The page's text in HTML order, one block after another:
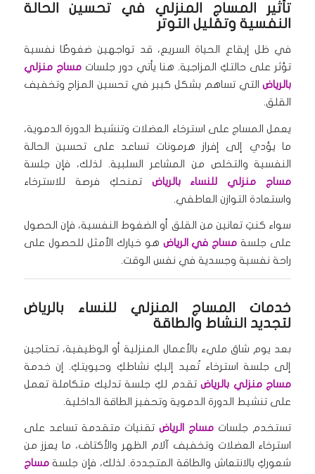
تأثير المساج المنزلي في تحسين الحالة
النفسية وتقليل التوتر
في ظل إيقاع الحياة السريع، قد تواجهين ضغوطًا نفسية
تؤثر على حالتكِ المزاجية. هنا يأتي دور جلساتمساج منزلي
بالرياضالتي تساهم بشكل كبير في تحسين المزاج وتخفيف
القلق.
يعمل المساج على استرخاء العضلات وتنشيط الدورة الدموية،
ما يؤدي إلى إفراز هرمونات تساعد على تحسين الحالة
النفسية والتخلص من المشاعر السلبية. لذلك، فإن جلسة
مساج منزلي للنساء بالرياض تمنحكِ فرصة للاسترخاء
واستعادة التوازن العاطفي.
سواء كنتِ تعانين من القلق أو الضغوط النفسية، فإن الحصول
على جلسة مساج في الرياض هو خيارك الأمثل للحصول على
راحة نفسية وجسدية في نفس الوقت.
خدمات المساج المنزلي للنساء بالرياض
لتجديد النشاط والطاقة
بعد يوم شاق مليء بالأعمال المنزلية أو الوظيفية، تحتاجين
إلى جلسة استرخاء تُعيد إليكِ نشاطكِ وحيويتكِ. إن خدمة
مساج منزلي بالرياضتقدم لكِ جلسة تدليك متكاملة تعمل
على تنشيط الدورة الدموية وتحفيز الطاقة الداخلية.
تستخدم جلسات مساج الرياضتقنيات متقدمة تساعد على
استرخاء العضلات وتخفيف آلام الظهر والأكتاف، ما يعزز من
شعوركِ بالانتعاش والطاقة المتجددة. لذلك، فإن جلسةمساج